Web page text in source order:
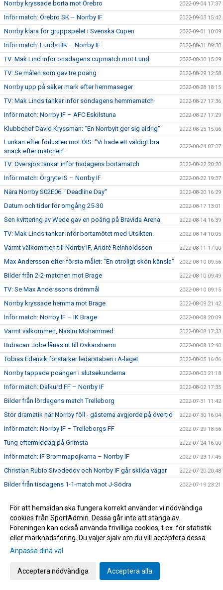
Norrby kryssade borta mot Örebro 2022-09-04 17:37
Inför match: Örebro SK – Norrby IF 2022-09-03 15:42
Norrby klara för gruppspelet i Svenska Cupen 2022-09-01 10:09
Inför match: Lunds BK – Norrby IF 2022-08-31 09:30
TV: Mak Lind inför onsdagens cupmatch mot Lund 2022-08-30 15:29
TV: Se målen som gav tre poäng 2022-08-29 12:58
Norrby upp på säker mark efter hemmaseger 2022-08-28 18:15
TV: Mak Linds tankar inför söndagens hemmamatch 2022-08-27 17:36
Inför match: Norrby IF – AFC Eskilstuna 2022-08-27 17:29
Klubbchef David Kryssman: "En Norrbyit ger sig aldrig" 2022-08-25 15:06
Lunkan efter förlusten mot ÖIS: "Vi hade ett väldigt bra
snack efter matchen"
2022-08-24 07:37
TV: Översjös tankar inför tisdagens bortamatch 2022-08-22 20:20
Inför match: Örgryte IS – Norrby IF 2022-08-22 19:37
Nära Norrby S02E06: "Deadline Day" 2022-08-20 16:29
Datum och tider för omgång 25-30 2022-08-17 13:01
Sen kvittering av Wede gav en poäng på Bravida Arena 2022-08-14 16:39
TV: Mak Linds tankar inför bortamötet med Utsikten. 2022-08-14 10:05
Varmt välkommen till Norrby IF, André Reinholdsson 2022-08-11 17:00
Max Andersson efter första målet: "En otroligt skön känsla" 2022-08-10 09:56
Bilder från 2-2-matchen mot Brage 2022-08-10 09:49
TV: Se Max Anderssons drömmål 2022-08-10 09:15
Norrby kryssade hemma mot Brage 2022-08-09 21:42
Inför match: Norrby IF – IK Brage 2022-08-08 20:09
Varmt välkommen, Nasiru Mohammed 2022-08-08 17:33
Bubacarr Jobe lånas ut till Oskarshamn 2022-08-08 12:40
Tobias Edenvik förstärker ledarstaben i A-laget 2022-08-05 16:06
Norrby tappade poängen i slutsekunderna 2022-08-03 21:18
Inför match: Dalkurd FF – Norrby IF 2022-08-02 17:35
Bilder från lördagens match Trelleborg 2022-07-31 11:42
Stor dramatik när Norrby föll - gästerna avgjorde på övertid 2022-07-30 16:04
Inför match: Norrby IF – Trelleborgs FF 2022-07-29 18:56
Tung eftermiddag på Grimsta 2022-07-24 16:00
Inför match: IF Brommapojkarna – Norrby IF 2022-07-23 17:45
Christian Rubio Sivodedov och Norrby IF går skilda vägar 2022-07-20 20:48
Bilder från tisdagens 1-1-match mot J-Södra 2022-07-19 23:21
Inför match: Norrby IF – Jönköpings Södra IF 2022-07-18 18:52
Jaheem Burke och Victor Karlsson ansluter på lån 2022-07-18 16:08
Norrby ställs mot Lunds BK i Svenska Cupen 2022-07-12 07:00
Bilder från lördagens segermatch
Ny hemmaseger - Anton Wede målskytt igen
Inför match: Norrby IF – Västerås SK
För att hemsidan ska fungera korrekt använder vi nödvändiga
cookies från SportAdmin. Dessa går inte att stänga av.
Föreningen kan också använda frivilliga cookies, t.ex. för statistik
eller marknadsföring. Du väljer själv om du vill acceptera dessa.
Anpassa dina val
Acceptera nödvändiga Acceptera alla